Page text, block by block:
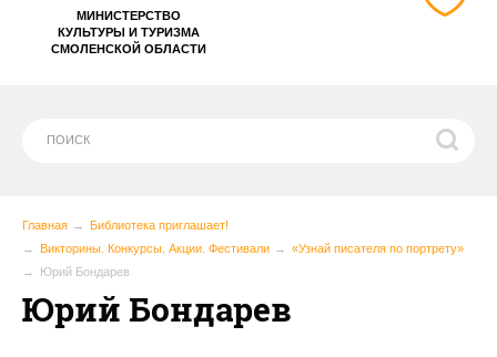
МИНИСТЕРСТВО
КУЛЬТУРЫ И ТУРИЗМА
СМОЛЕНСКОЙ ОБЛАСТИ
Главная
Библиотека приглашает!
Викторины. Конкурсы. Акции. Фестивали
«Узнай писателя по портрету»
Юрий Бондарев
Юрий Бондарев